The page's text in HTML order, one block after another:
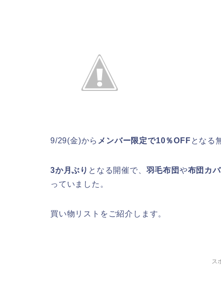
9/29(金)から メンバー限定で10％OFFとなる
3か月ぶり となる開催で、 羽毛布団 や布団カ
っていました。
買い物リストをご紹介します。
ス